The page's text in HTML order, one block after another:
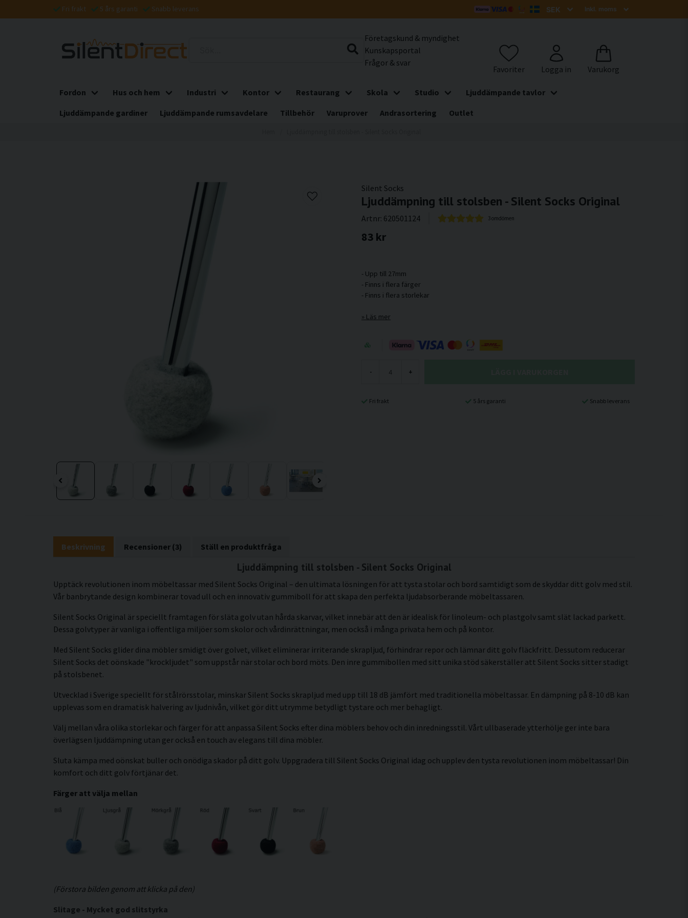
Fri frakt 5 års garanti Snabb leverans
Företagskund & myndighet
Kunskapsportal
Frågor & svar
Fordon Hus och hem Industri Kontor Restaurang Skola Studio
Ljuddämpande tavlor
Ljuddämpande gardiner
Ljuddämpande rumsavdelare Tillbehör Varuprover Andrasortering Outlet
Silent Socks
Ljuddämpning till stolsben - Silent Socks Original
Artnr: 620501124 3 omdömen
83 kr
- Upp till 27mm
- Finns i flera färger
Läs mer
- +
Fri frakt 5 års garanti Snabb leverans
Beskrivning Recensioner (3) Ställ en produktfråga
Ljuddämpning till stolsben - Silent Socks Original
Upptäck revolutionen inom möbeltassar med Silent Socks Original – den ultimata lösningen för att tysta stolar och bord samtidigt som de skyddar ditt golv med stil.
Vår banbrytande design kombinerar tovad ull och en innovativ gummiboll för att skapa den perfekta ljudabsorberande möbeltassaren.
Silent Socks Original är speciellt framtagen för släta golv utan hårda skarvar, vilket innebär att den är idealisk för linoleum- och plastgolv samt slät lackad parkett.
Dessa golvtyper är vanliga i offentliga miljöer som skolor och vårdinrättningar, men också i många privata hem och på kontor.
Med Silent Socks glider dina möbler smidigt över golvet, vilket eliminerar irriterande skrapljud, förhindrar repor och lämnar ditt golv fläckfritt. Dessutom reducerar
Silent Socks det oönskade "krockljudet" som uppstår när stolar och bord möts. Den inre gummibollen med sitt unika stöd säkerställer att Silent Socks sitter stadigt
på stolsbenet.
Utvecklad i Sverige speciellt för stålrörsstolar, minskar Silent Socks skrapljud med upp till 18 dB jämfört med traditionella möbeltassar. En dämpning på 8-10 dB kan
upplevas som en dramatisk halvering av ljudnivån, vilket gör ditt utrymme betydligt tystare och mer behagligt.
Välj mellan våra olika storlekar och färger för att anpassa Silent Socks efter dina möblers behov och din inredningsstil. Vårt ullbaserade ytterhölje ger inte bara
överlägsen ljuddämpning utan ger också en touch av elegans till dina möbler.
Sluta kämpa med oönskat buller och onödiga skador på ditt golv. Uppgradera till Silent Socks Original idag och upplev den tysta revolutionen inom möbeltassar! Din
komfort och ditt golv förtjänar det.
Färger att välja mellan
(Förstora bilden genom att klicka på den)
Slitage - Mycket god slitstyrka